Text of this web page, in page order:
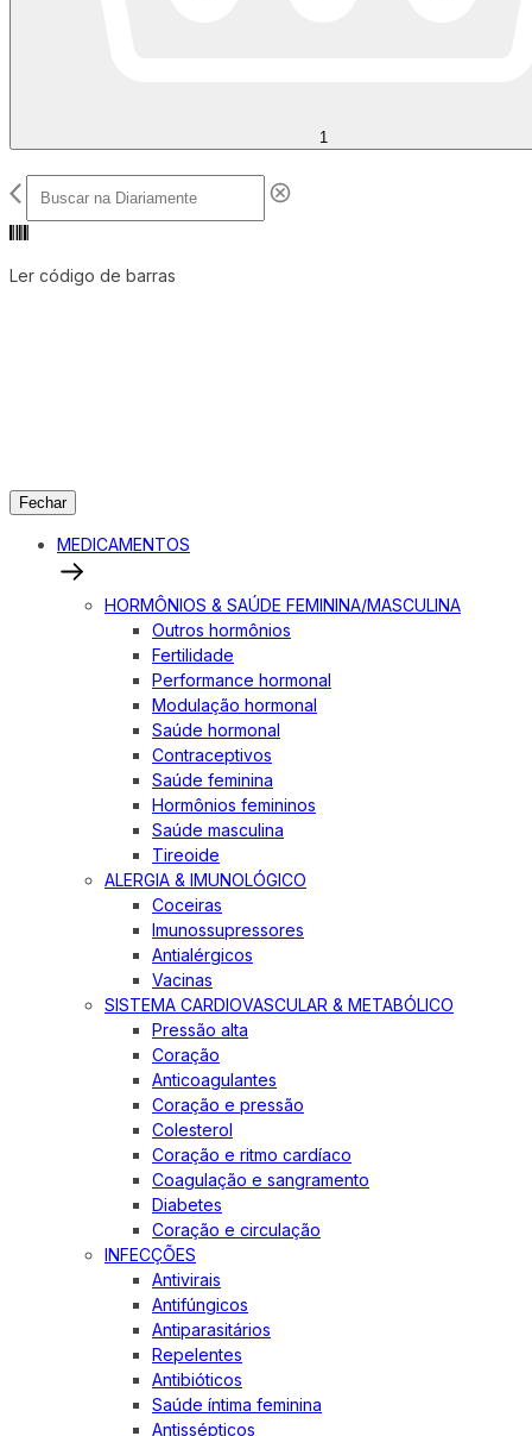
1
Ler código de barras
Fechar
MEDICAMENTOS
HORMÔNIOS & SAÚDE FEMININA/MASCULINA
Outros hormônios
Fertilidade
Performance hormonal
Modulação hormonal
Saúde hormonal
Contraceptivos
Saúde feminina
Hormônios femininos
Saúde masculina
Tireoide
ALERGIA & IMUNOLÓGICO
Coceiras
Imunossupressores
Antialérgicos
Vacinas
SISTEMA CARDIOVASCULAR & METABÓLICO
Pressão alta
Coração
Anticoagulantes
Coração e pressão
Colesterol
Coração e ritmo cardíaco
Coagulação e sangramento
Diabetes
Coração e circulação
INFECÇÕES
Antivirais
Antifúngicos
Antiparasitários
Repelentes
Antibióticos
Saúde íntima feminina
Antissépticos